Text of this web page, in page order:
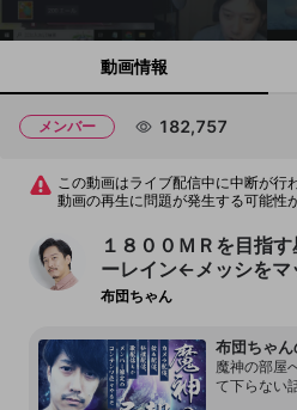
動画情報
メンバー 182,757
この動画はライブ配信中に中断が行
動画の再生に問題が発生する可能性
１８００ＭＲを目指
ーレイン←メッシをマ
布団ちゃん
布団ちゃん
魔神の部屋
て下らない